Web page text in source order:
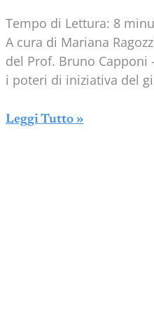
Tempo di Lettura: 8
A cura di Mariana
del Prof. Bruno
i poteri di iniziativa del
Leggi Tutto »